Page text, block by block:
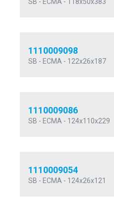
1110009098
SB - ECMA - 122x26x187
1110009086
SB - ECMA - 124x110x229
1110009054
SB - ECMA - 124x26x121